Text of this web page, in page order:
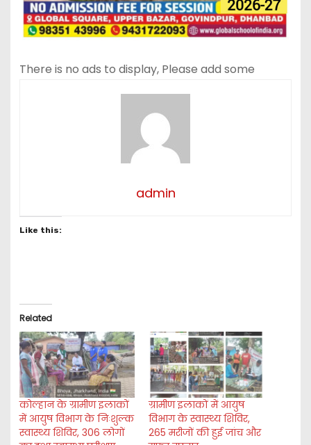
There is no ads to display, Please add some
admin
Like this:
Related
कोल्हान के ग्रामीण इलाकों
में आयुष विभाग के निःशुल्क
स्वास्थ्य शिविर, 306 लोगों
ग्रामीण इलाकों में आयुष
विभाग के स्वास्थ्य शिविर,
265 मरीजों की हुई जांच और